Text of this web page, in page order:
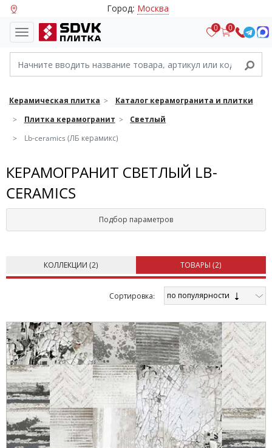
Город: Москва
0 0
Керамическая плитка
Каталог керамогранита и плитки
Плитка керамогранит
Светлый
Lb-ceramics (ЛБ керамикс)
КЕРАМОГРАНИТ СВЕТЛЫЙ LB-
CERAMICS
Подбор параметров
КОЛЛЕКЦИИ (2) ТОВАРЫ (2)
Cортировка: по популярности